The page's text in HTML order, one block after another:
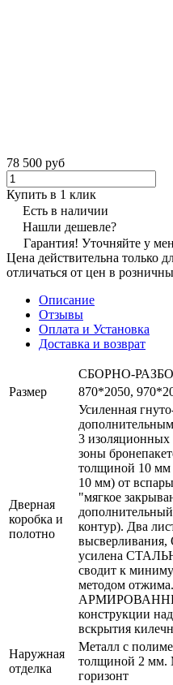
78 500 руб
Купить в 1 клик
Есть в наличии
Нашли дешевле?
Гарантия! Уточняйте у
Цена действительна только
отличаться от цен в
Описание
Отзывы
Оплата и Установка
Доставка и возврат
СБОРНО-
Размер
870*2050,
Дверная
коробка и
полотно
Усиленная
3 изоляционных
зоны
толщиной 10 мм
10 мм) от
"мягкое
контур). Два
высверливания,
усилена
сводит к
методом
конструкции
вскрытия
Наружная
отделка
Металл с
толщиной 2 мм.
горизонт